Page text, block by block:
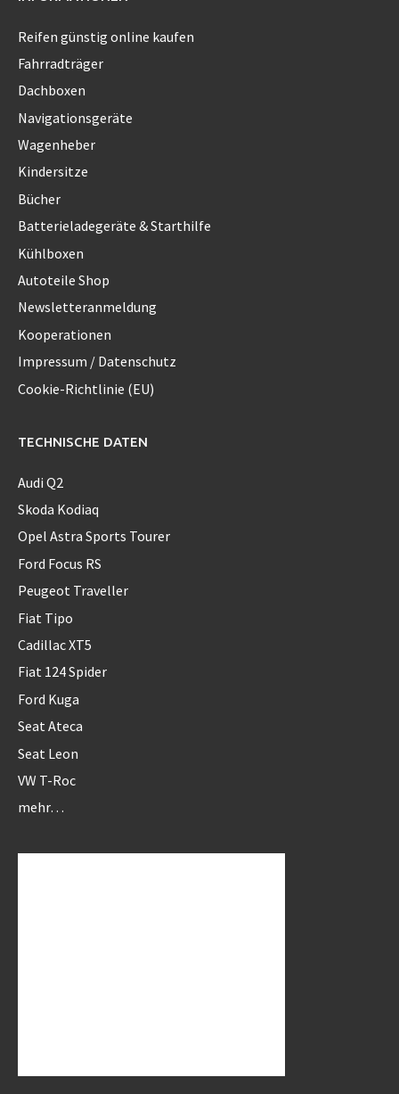
Reifen günstig online kaufen
Fahrradträger
Dachboxen
Navigationsgeräte
Wagenheber
Kindersitze
Bücher
Batterieladegeräte & Starthilfe
Kühlboxen
Autoteile Shop
Newsletteranmeldung
Kooperationen
Impressum / Datenschutz
Cookie-Richtlinie (EU)
TECHNISCHE DATEN
Audi Q2
Skoda Kodiaq
Opel Astra Sports Tourer
Ford Focus RS
Peugeot Traveller
Fiat Tipo
Cadillac XT5
Fiat 124 Spider
Ford Kuga
Seat Ateca
Seat Leon
VW T-Roc
mehr…